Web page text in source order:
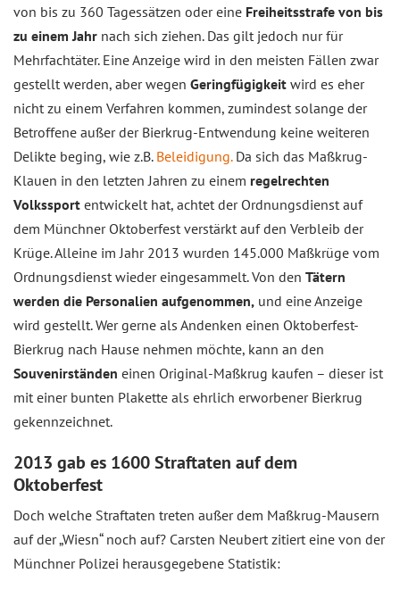
von bis zu 360 Tagessätzen oder eine Freiheitsstrafe von bis
zu einem Jahr nach sich ziehen. Das gilt jedoch nur für
Mehrfachtäter. Eine Anzeige wird in den meisten Fällen zwar
gestellt werden, aber wegen Geringfügigkeit wird es eher
nicht zu einem Verfahren kommen, zumindest solange der
Betroffene außer der Bierkrug-Entwendung keine weiteren
Delikte beging, wie z.B. Beleidigung.Da sich das Maßkrug-
Klauen in den letzten Jahren zu einem regelrechten
Volkssport entwickelt hat, achtet der Ordnungsdienst auf
dem Münchner Oktoberfest verstärkt auf den Verbleib der
Krüge. Alleine im Jahr 2013 wurden 145.000 Maßkrüge vom
Ordnungsdienst wieder eingesammelt. Von den Tätern
werden die Personalien aufgenommen, und eine Anzeige
wird gestellt. Wer gerne als Andenken einen Oktoberfest-
Bierkrug nach Hause nehmen möchte, kann an den
Souvenirständen einen Original-Maßkrug kaufen – dieser ist
mit einer bunten Plakette als ehrlich erworbener Bierkrug
gekennzeichnet.
2013 gab es 1600 Straftaten auf dem
Oktoberfest
Doch welche Straftaten treten außer dem Maßkrug-Mausern
auf der „Wiesn“ noch auf? Carsten Neubert zitiert eine von der
Münchner Polizei herausgegebene Statistik: